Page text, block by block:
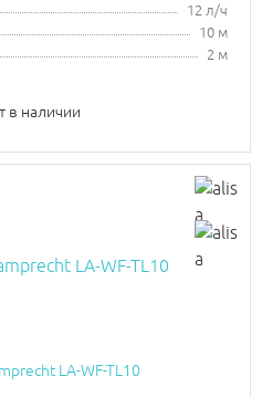
12 л/ч
10 м
2 м
в наличии
LA-WF-TL10